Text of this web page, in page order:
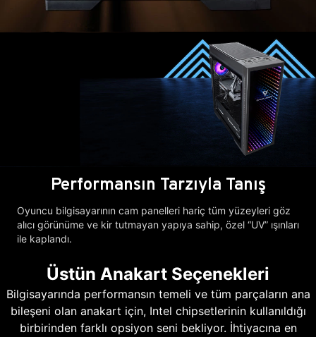
Performansın Tarzıyla Tanış
Oyuncu bilgisayarının cam panelleri hariç tüm yüzeyleri göz
alıcı görünüme ve kir tutmayan yapıya sahip, özel “UV” ışınları
ile kaplandı.
Üstün Anakart Seçenekleri
Bilgisayarında performansın temeli ve tüm parçaların ana
bileşeni olan anakart için, Intel chipsetlerinin kullanıldığı
birbirinden farklı opsiyon seni bekliyor. İhtiyacına en